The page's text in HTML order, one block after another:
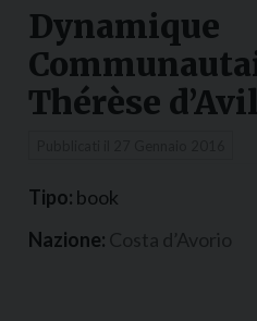
Risorse
Media
Dynamique
Thérèse
Tipo: book
Nazione: